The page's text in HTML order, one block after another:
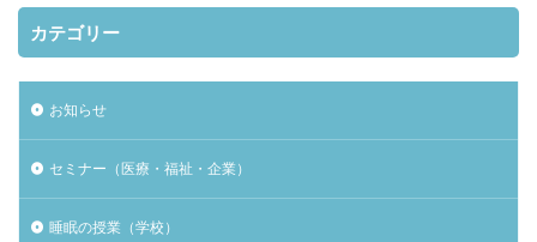
カテゴリー
お知らせ
セミナー（医療・福祉・企業）
睡眠の授業（学校）